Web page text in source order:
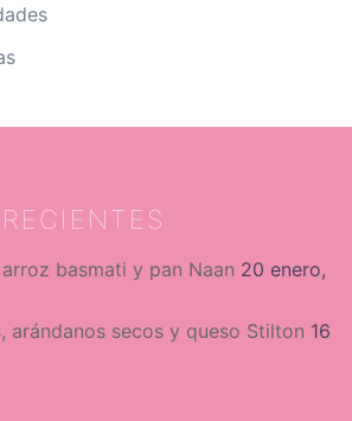
basmati y pan Naan 20 enero,
arándanos secos y queso Stilton 16